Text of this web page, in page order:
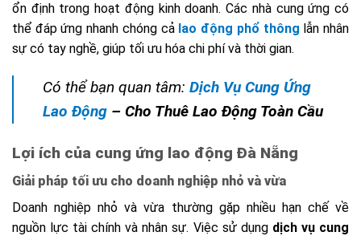
ổn định trong hoạt động kinh doanh. Các nhà cung ứng có
thể đáp ứng nhanh chóng cả lao động phổ thông lẫn nhân
sự có tay nghề, giúp tối ưu hóa chi phí và thời gian.
Có thể bạn quan tâm: Dịch Vụ Cung Ứng
Lao Động – Cho Thuê Lao Động Toàn Cầu
Lợi ích của cung ứng lao động Đà Nẵng
Giải pháp tối ưu cho doanh nghiệp nhỏ và vừa
Doanh nghiệp nhỏ và vừa thường gặp nhiều hạn chế về
nguồn lực tài chính và nhân sự. Việc sử dụng dịch vụ cung